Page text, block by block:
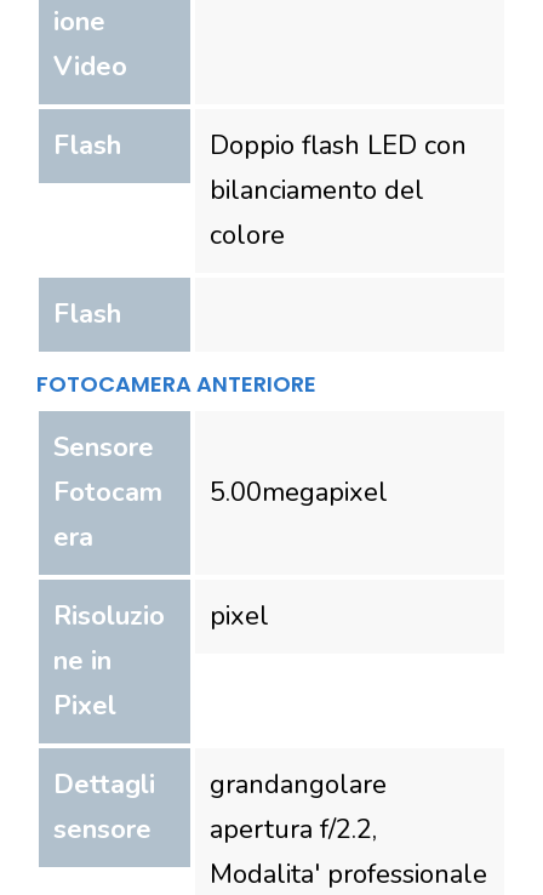
ione
Video
Flash
Doppio flash LED con
bilanciamento del
colore
Flash
FOTOCAMERA ANTERIORE
Sensore
Fotocam
era
5.00megapixel
Risoluzio
ne in
Pixel
pixel
Dettagli
sensore
grandangolare
apertura f/2.2,
Modalita' professionale